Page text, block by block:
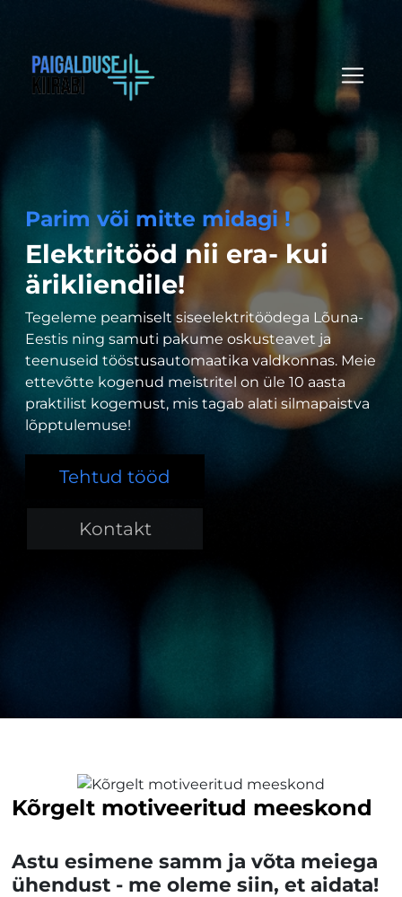
Parim või mitte midagi !
Elektritööd nii era- kui
ärikliendile!
Tegeleme peamiselt siseelektritöödega Lõuna-
Eestis ning samuti pakume oskusteavet ja
teenuseid tööstusautomaatika valdkonnas. Meie
ettevõtte kogenud meistritel on üle 10 aasta
praktilist kogemust, mis tagab alati silmapaistva
lõpptulemuse!
Tehtud tööd
Kontakt
Kõrgelt motiveeritud meeskond
Astu esimene samm ja võta meiega
ühendust - me oleme siin, et aidata!